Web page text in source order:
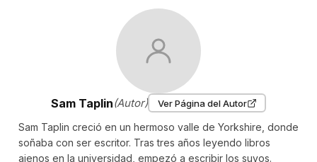
Sam Taplin(Autor) Ver Página del Autor
Sam Taplin creció en un hermoso valle de Yorkshire, donde
soñaba con ser escritor. Tras tres años leyendo libros
ajenos en la universidad, empezó a escribir los suyos.